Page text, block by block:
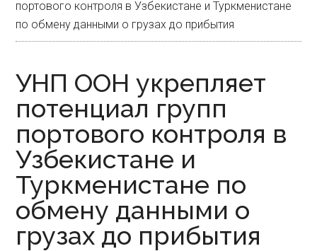
портового контроля в Узбекистане и Туркменистане
по обмену данными о грузах до прибытия
УНП ООН укрепляет
потенциал групп
портового контроля в
Узбекистане и
Туркменистане по
обмену данными о
грузах до прибытия